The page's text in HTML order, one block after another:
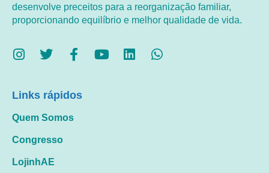
desenvolve preceitos para a reorganização familiar,
proporcionando equilíbrio e melhor qualidade de vida.
Links rápidos
Quem Somos
Congresso
LojinhAE